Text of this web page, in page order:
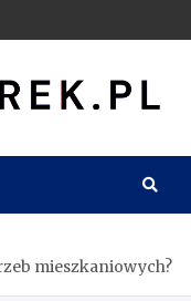
mieszkaniowych?